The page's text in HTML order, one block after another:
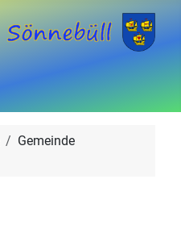
Gemeinde